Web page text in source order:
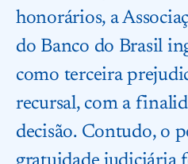
honorários, a
do Banco do Brasil
como terceira
recursal, com a
decisão. Contudo, o